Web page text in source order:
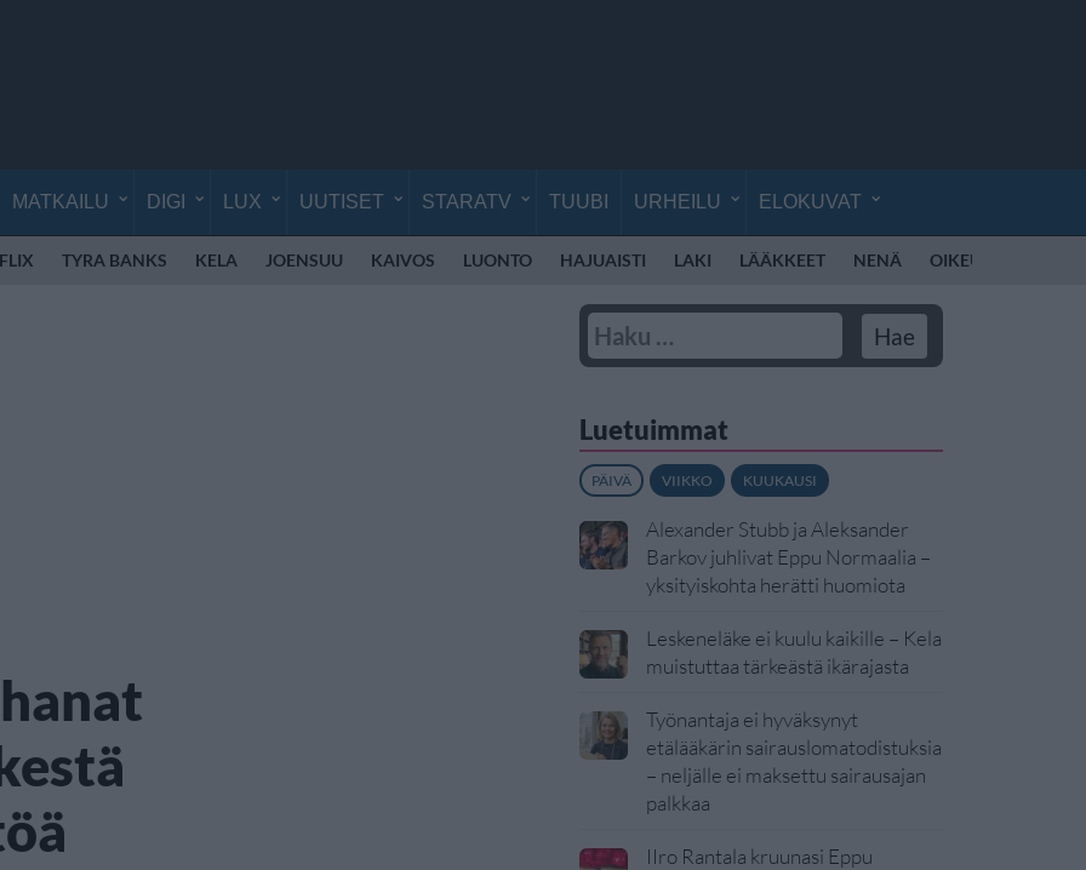
MATKAILU DIGI LUX UUTISET STARATV TUUBI URHEILU ELOKUVAT
TYRA BANKS KELA JOENSUU KAIVOS LUONTO HAJUAISTI LAKI LÄÄKKEET NENÄ OIKEUS
Luetuimmat
PÄIVÄ VIIKKO KUUKAUSI
Alexander Stubb ja Aleksander
Barkov juhlivat Eppu Normaalia –
yksityiskohta herätti huomiota
Leskeneläke ei kuulu kaikille – Kela
muistuttaa tärkeästä ikärajasta
Työnantaja ei hyväksynyt
etälääkärin sairauslomatodistuksia
– neljälle ei maksettu sairausajan
palkkaa
IIro Rantala kruunasi Eppu